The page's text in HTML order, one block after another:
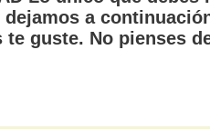
a
te guste. No pienses